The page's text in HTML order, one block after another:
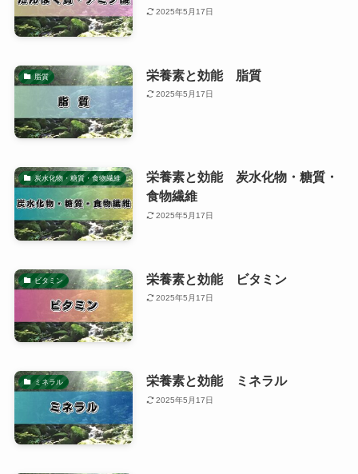
2025年5月17日
脂質 栄養素と効能 脂質
2025年5月17日
炭水化物・糖質・食物繊維
栄養素と効能 炭水化物・糖質・
食物繊維
2025年5月17日
ビタミン 栄養素と効能 ビタミン
2025年5月17日
ミネラル 栄養素と効能 ミネラル
2025年5月17日